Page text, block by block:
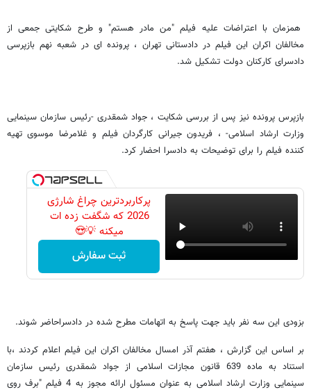
همزمان با اعتراضات علیه فیلم "من مادر هستم" و طرح شکایتی جمعی از
مخالفان اکران این فیلم در دادستانی تهران ، پرونده ای در شعبه نهم بازپرسی
دادسرای کارکنان دولت تشکیل شد.
بازپرس پرونده نیز پس از بررسی شکایت ، جواد شمقدری -رئیس سازمان سینمایی
وزارت ارشاد اسلامی- ، فریدون جیرانی کارگردان فیلم و غلامرضا موسوی تهیه
کننده فیلم را برای توضیحات به دادسرا احضار کرد.
پرکاربردترین چراغ شارژی
2026 که شگفت زده ات
میکنه 💡😍
ثبت سفارش
بزودی این سه نفر باید جهت پاسخ به اتهامات مطرح شده در دادسراحاضر شوند.
بر اساس این گزارش ، هفتم آذر امسال مخالفان اکران این فیلم اعلام کردند ،با
استناد به ماده 639 قانون مجازات اسلامی از جواد شمقدری رئیس سازمان
سینمایی وزارت ارشاد اسلامی به عنوان مسئول ارائه مجوز به 4 فیلم "برف روی